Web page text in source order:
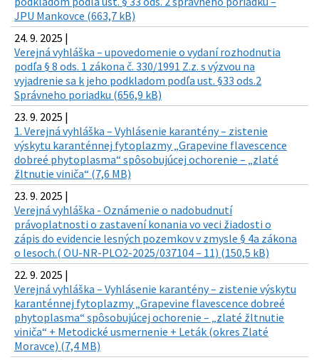
JPU Mankovce (663,7 kB)
24. 9. 2025 |
Verejná vyhláška – upovedomenie o vydaní rozhodnutia
podľa § 8 ods. 1 zákona č. 330/1991 Z.z. s výzvou na
vyjadrenie sa k jeho podkladom podľa ust. §33 ods.2
Správneho poriadku (656,9 kB)
23. 9. 2025 |
1. Verejná vyhláška – Vyhlásenie karantény – zistenie
výskytu karanténnej fytoplazmy „Grapevine flavescence
dobreé phytoplasma“ spôsobujúcej ochorenie – „zlaté
žltnutie viniča“ (7,6 MB)
23. 9. 2025 |
Verejná vyhláška - Oznámenie o nadobudnutí
právoplatnosti o zastavení konania vo veci žiadosti o
zápis do evidencie lesných pozemkov v zmysle § 4a zákona
o lesoch.( OU-NR-PLO2-2025/037104 – 11) (150,5 kB)
22. 9. 2025 |
Verejná vyhláška – Vyhlásenie karantény – zistenie výskytu
karanténnej fytoplazmy „Grapevine flavescence dobreé
phytoplasma“ spôsobujúcej ochorenie – „zlaté žltnutie
viniča“ + Metodické usmernenie + Leták (okres Zlaté
Moravce) (7,4 MB)